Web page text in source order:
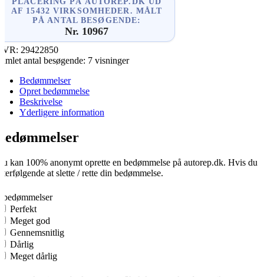
AF 15432 VIRKSOMHEDER. MÅLT
PÅ ANTAL BESØGENDE:
Nr. 10967
29422850
antal besøgende: 7 visninger
Bedømmelser
Opret bedømmelse
Beskrivelse
Yderligere information
kan 100% anonymt oprette en bedømmelse på autorep.dk. Hvis
at slette / rette din bedømmelse.
bedømmelser
Perfekt
Meget god
Gennemsnitlig
Dårlig
Meget dårlig